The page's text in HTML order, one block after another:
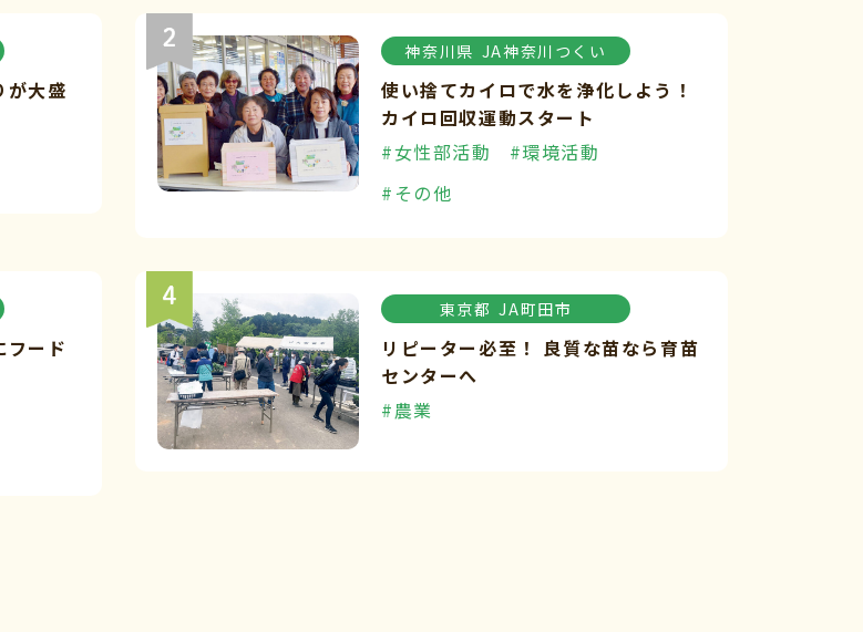
が大盛
神奈川県 JA神奈川つくい
使い捨てカイロで水を浄化しよう！
カイロ回収運動スタート
#女性部活動
#環境活動
#その他
フード
東京都 JA町田市
リピーター必至！ 良質な苗なら育苗
センターへ
#農業